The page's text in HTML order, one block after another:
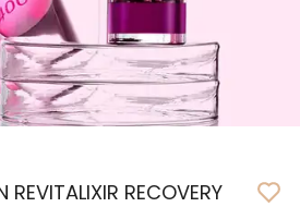
REVITALIXIR RECOVERY